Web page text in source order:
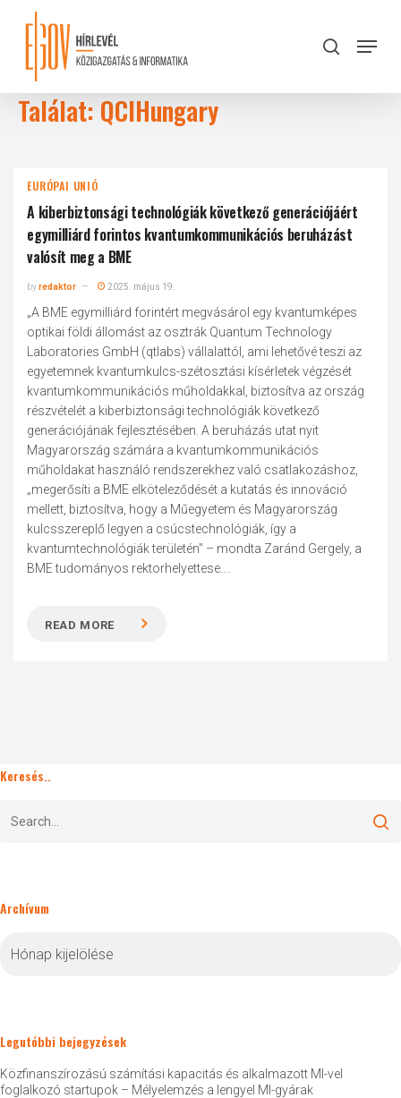
content
search
Menu
Találat: QCIHungary
EURÓPAI UNIÓ
A kiberbiztonsági technológiák következő generációjáért
egymilliárd forintos kvantumkommunikációs beruházást
valósít meg a BME
byredaktor 2025. május 19.
„A BME egymilliárd forintért megvásárol egy kvantumképes
optikai földi állomást az osztrák Quantum Technology
Laboratories GmbH (qtlabs) vállalattól, ami lehetővé teszi az
egyetemnek kvantumkulcs-szétosztási kísérletek végzését
kvantumkommunikációs műholdakkal, biztosítva az ország
részvételét a kiberbiztonsági technológiák következő
generációjának fejlesztésében. A beruházás utat nyit
Magyarország számára a kvantumkommunikációs
műholdakat használó rendszerekhez való csatlakozáshoz,
„megerősíti a BME elköteleződését a kutatás és innováció
mellett, biztosítva, hogy a Műegyetem és Magyarország
kulcsszereplő legyen a csúcstechnológiák, így a
kvantumtechnológiák területén” – mondta Zaránd Gergely, a
BME tudományos rektorhelyettese....
READ MORE
Keresés..
Archívum
Legutóbbi bejegyzések
Közfinanszírozású számítási kapacitás és alkalmazott MI-vel
foglalkozó startupok – Mélyelemzés a lengyel MI-gyárak
Close